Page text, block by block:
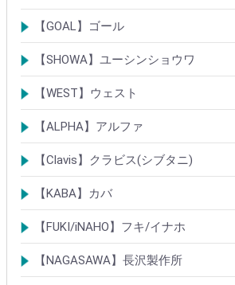
シリンダー
レバーハンドル錠
ケースロック
モノロック
本締錠
引戸錠
引違戸錠
ガラス扉錠
補助錠
グレモン錠
自動施錠錠
面付錠
内部錠
プッシュプル錠
キーレス錠
インダストリアルロック・カムロック
ポスト錠
ハンドル
サムターン
フロントプレート
ストライク
樹脂カバー・非常カバー
交換・補修錠前
交換・補修部材
M品番特殊錠(Kシリーズ)
その他
【GOAL】ゴール
シリンダー
錠
錠前部品
その他
【SHOWA】ユーシンショウワ
シリンダー
錠
その他
【WEST】ウェスト
シリンダー
錠
その他
【ALPHA】アルファ
シリンダー
錠
南京錠
【Clavis】クラビス(シブタニ)
シリンダー
錠
【KABA】カバ
シリンダー
錠・ロック製品
【FUKI/iNAHO】フキ/イナホ
TIERKEYシリンダー
ロック製品
【NAGASAWA】長沢製作所